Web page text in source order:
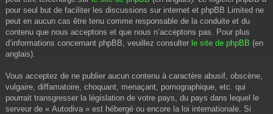
pour seul but de faciliter les discussions sur internet et phpBB Limited ne
peut en aucun cas être tenu comme responsable de la conduite et du
contenu que nous acceptons et que nous n’acceptons pas. Pour plus
d’informations concernant phpBB, veuillez consulter le site de phpBB (en
anglais).
Vous acceptez de ne publier aucun contenu à caractère abusif, obscène,
vulgaire, diffamatoire, choquant, menaçant, pornographique, etc. qui
pourrait transgresser la législation de votre pays, du pays dans lequel le
serveur de « Autodiva » est hébergé ou encore la loi internationale. Si